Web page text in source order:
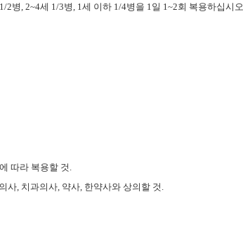
2병, 2~4세 1/3병, 1세 이하 1/4병을 1일 1~2회 복용하십시오.
따라 복용할 것
사 치과의사 약사 한약사와 상의할 것